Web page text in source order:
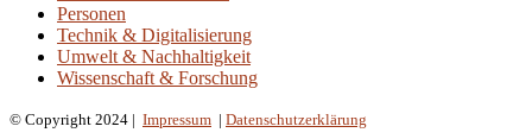
Personen
Technik & Digitalisierung
Umwelt & Nachhaltigkeit
Wissenschaft & Forschung
© Copyright 2024 | Impressum | Datenschutzerklärung